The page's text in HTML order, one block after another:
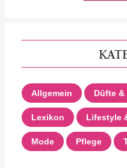
Allgemein Düfte &
Lexikon Lifestyle
Mode Pflege